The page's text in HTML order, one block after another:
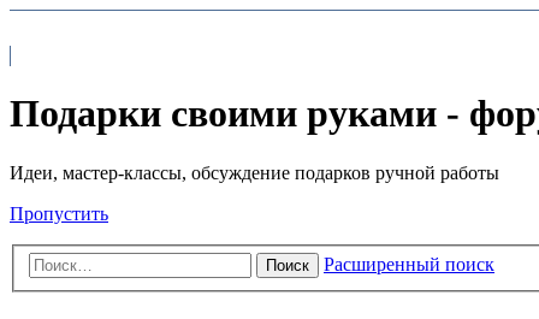
Подарки своими руками -
Идеи, мастер-классы, обсуждение подарков ручной работы
Пропустить
Поиск Расширенный поиск